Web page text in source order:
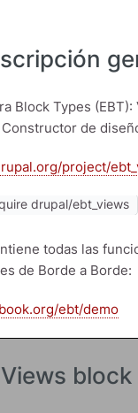
Block Types
de
project/
drupal/ebt_views
todas las
de Borde a Borde:
ebt/demo
block